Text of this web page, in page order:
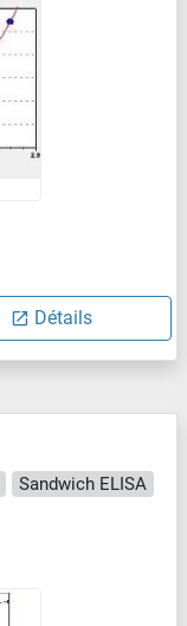
Détails
Sandwich ELISA